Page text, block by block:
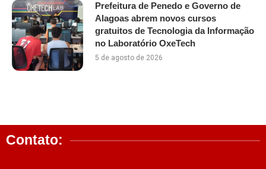
Prefeitura de Penedo e Governo de
Alagoas abrem novos cursos
gratuitos de Tecnologia da Informação
no Laboratório OxeTech
5 de agosto de 2026
Contato: